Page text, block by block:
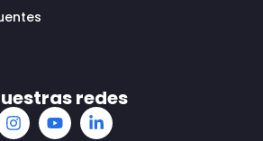
redes